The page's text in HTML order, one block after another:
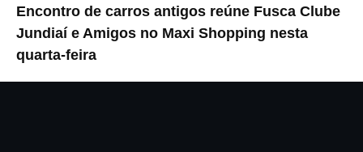
Encontro de carros antigos reúne Fusca Clube
Jundiaí e Amigos no Maxi Shopping nesta
quarta-feira